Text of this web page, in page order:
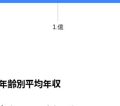
齢別平均年収